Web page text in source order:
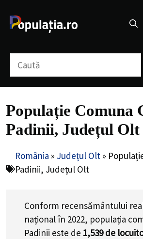
conținut
Populație Comuna
Padinii, Județul Olt
România » Județul Olt »
Padinii, Județul Olt
Conform recensământului
național în 2022, populația
Padinii este de 1,539de